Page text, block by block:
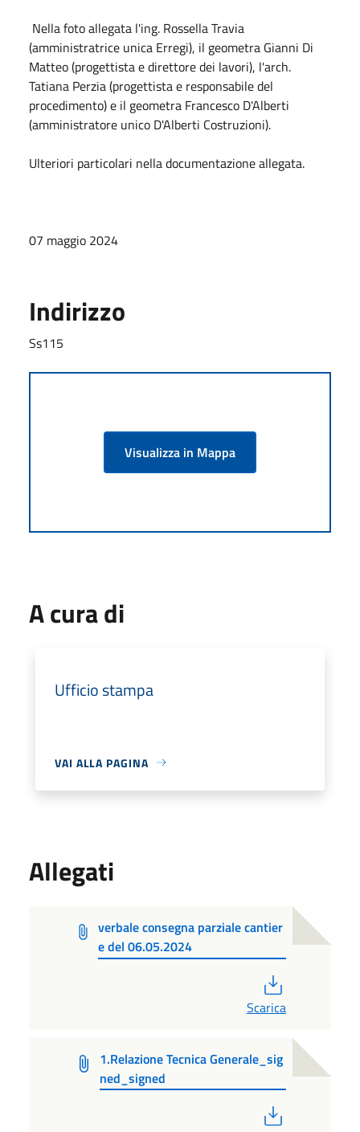
Nella foto allegata l'ing. Rossella Travia
(amministratrice unica Erregi), il geometra Gianni Di
Matteo (progettista e direttore dei lavori), l'arch.
Tatiana Perzia (progettista e responsabile del
procedimento) e il geometra Francesco D'Alberti
(amministratore unico D'Alberti Costruzioni).
Ulteriori particolari nella documentazione allegata.
07 maggio 2024
Indirizzo
Ss115
Visualizza in Mappa
A cura di
Ufficio stampa
VAI ALLA PAGINA
Allegati
verbale consegna parziale cantier
e del 06.05.2024
Scarica
1.Relazione Tecnica Generale_sig
ned_signed